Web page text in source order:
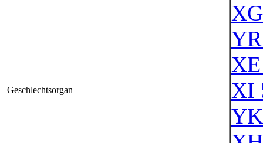
Geschlechtsorgan
XI